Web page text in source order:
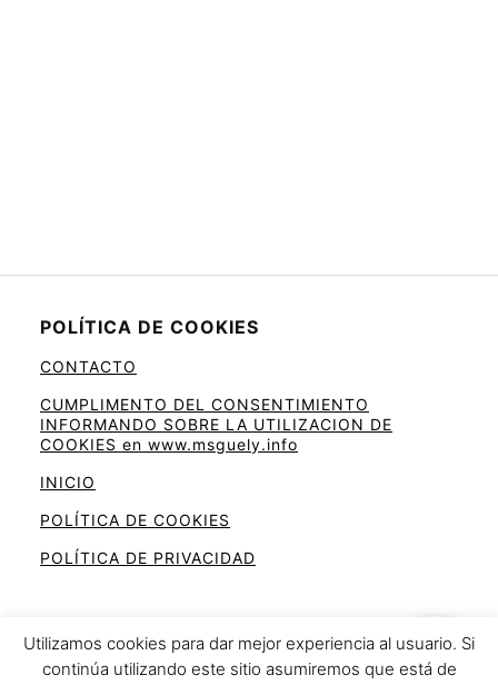
POLÍTICA DE COOKIES
CONTACTO
CUMPLIMENTO DEL CONSENTIMIENTO
INFORMANDO SOBRE LA UTILIZACION DE
COOKIES en www.msguely.info
INICIO
POLÍTICA DE COOKIES
POLÍTICA DE PRIVACIDAD
Utilizamos cookies para dar mejor experiencia al usuario. Si
continúa utilizando este sitio asumiremos que está de